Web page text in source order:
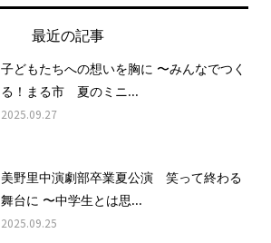
最近の記事
子どもたちへの想いを胸に 〜みんなでつく
る！まる市 夏のミニ...
2025.09.27
美野里中演劇部卒業夏公演 笑って終わる
舞台に 〜中学生とは思...
2025.09.25